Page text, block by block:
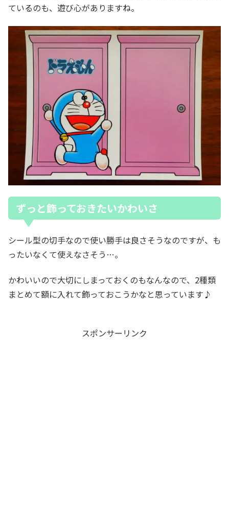
ているのも、遊び心がありますね。
ずっと飾っておきたいかわいさ
シール型の切手なので使い勝手は良さそうなのですが、も
ったいなくて使えなさそう…。
かわいいので大切にしまっておくのもなんなので、2種類
まとめて額に入れて飾っておこうかなと思っています♪
スポンサーリンク